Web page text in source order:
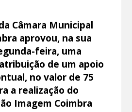
Câmara Municipal
aprovou, na sua
feira, uma
de um apoio
no valor de 75
a realização do
Imagem Coimbra